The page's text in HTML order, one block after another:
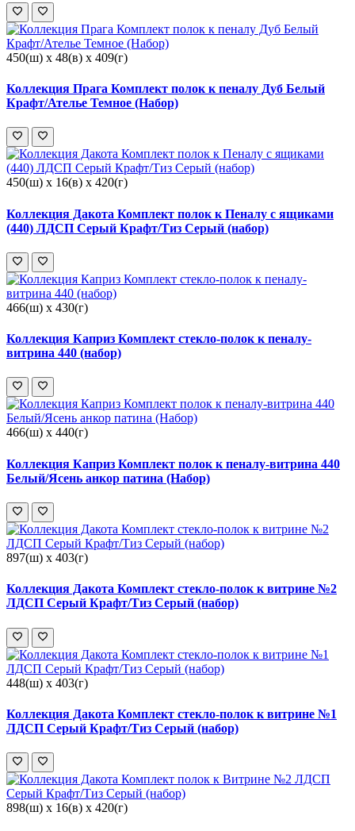
450(ш) x 48(в) x 409(г)
Коллекция Прага Комплект полок к пеналу Дуб Белый
Крафт/Ателье Темное (Набор)
450(ш) x 16(в) x 420(г)
Коллекция Дакота Комплект полок к Пеналу с ящиками
(440) ЛДСП Серый Крафт/Тиз Серый (набор)
466(ш) x 430(г)
Коллекция Каприз Комплект стекло-полок к пеналу-
витрина 440 (набор)
466(ш) x 440(г)
Коллекция Каприз Комплект полок к пеналу-витрина 440
Белый/Ясень анкор патина (Набор)
897(ш) x 403(г)
Коллекция Дакота Комплект стекло-полок к витрине №2
ЛДСП Серый Крафт/Тиз Серый (набор)
448(ш) x 403(г)
Коллекция Дакота Комплект стекло-полок к витрине №1
ЛДСП Серый Крафт/Тиз Серый (набор)
898(ш) x 16(в) x 420(г)